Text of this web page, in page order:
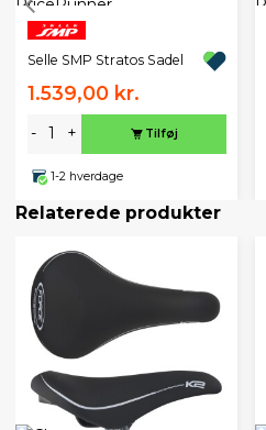
Selle SMP Stratos Sadel
1.539,00 kr.
- + Tilføj
1-2 hverdage
Relaterede produkter